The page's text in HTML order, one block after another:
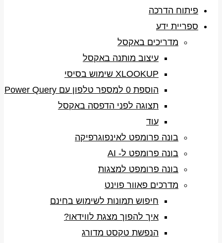
פיתוח הדרכה
ספריית ידע
מדריכים באקסל
עיצוב מותנה באקסל
XLOOKUP שימוש בסיסי
הוספת 0 למספר טלפון עם Power Query
תצוגה לפני הדפסה באקסל
עוד
בונה פרומפט לאינפוגרפיקה
בונה פרומפט ל- AI
בונה פרומפט למצגות
מדרכים פאוור פוינט
חיפוש תמונות לשימוש בחינם
איך להפוך מצגת לווידאו?
הנפשת טקסט מדורג